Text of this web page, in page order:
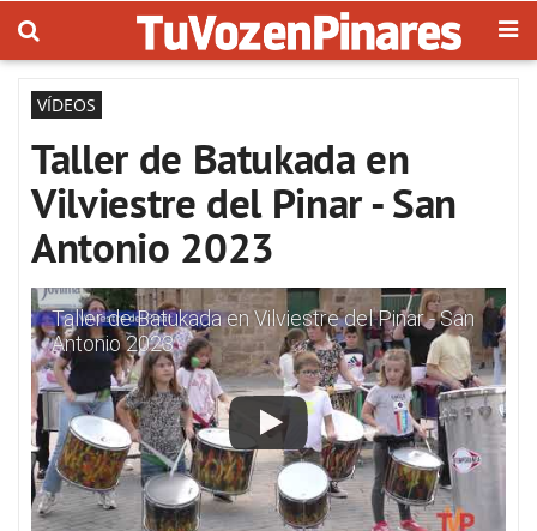
VÍDEOS
Taller de Batukada en
Vilviestre del Pinar - San
Antonio 2023
Taller de Batukada en Vilviestre del Pinar - San
Antonio 2023